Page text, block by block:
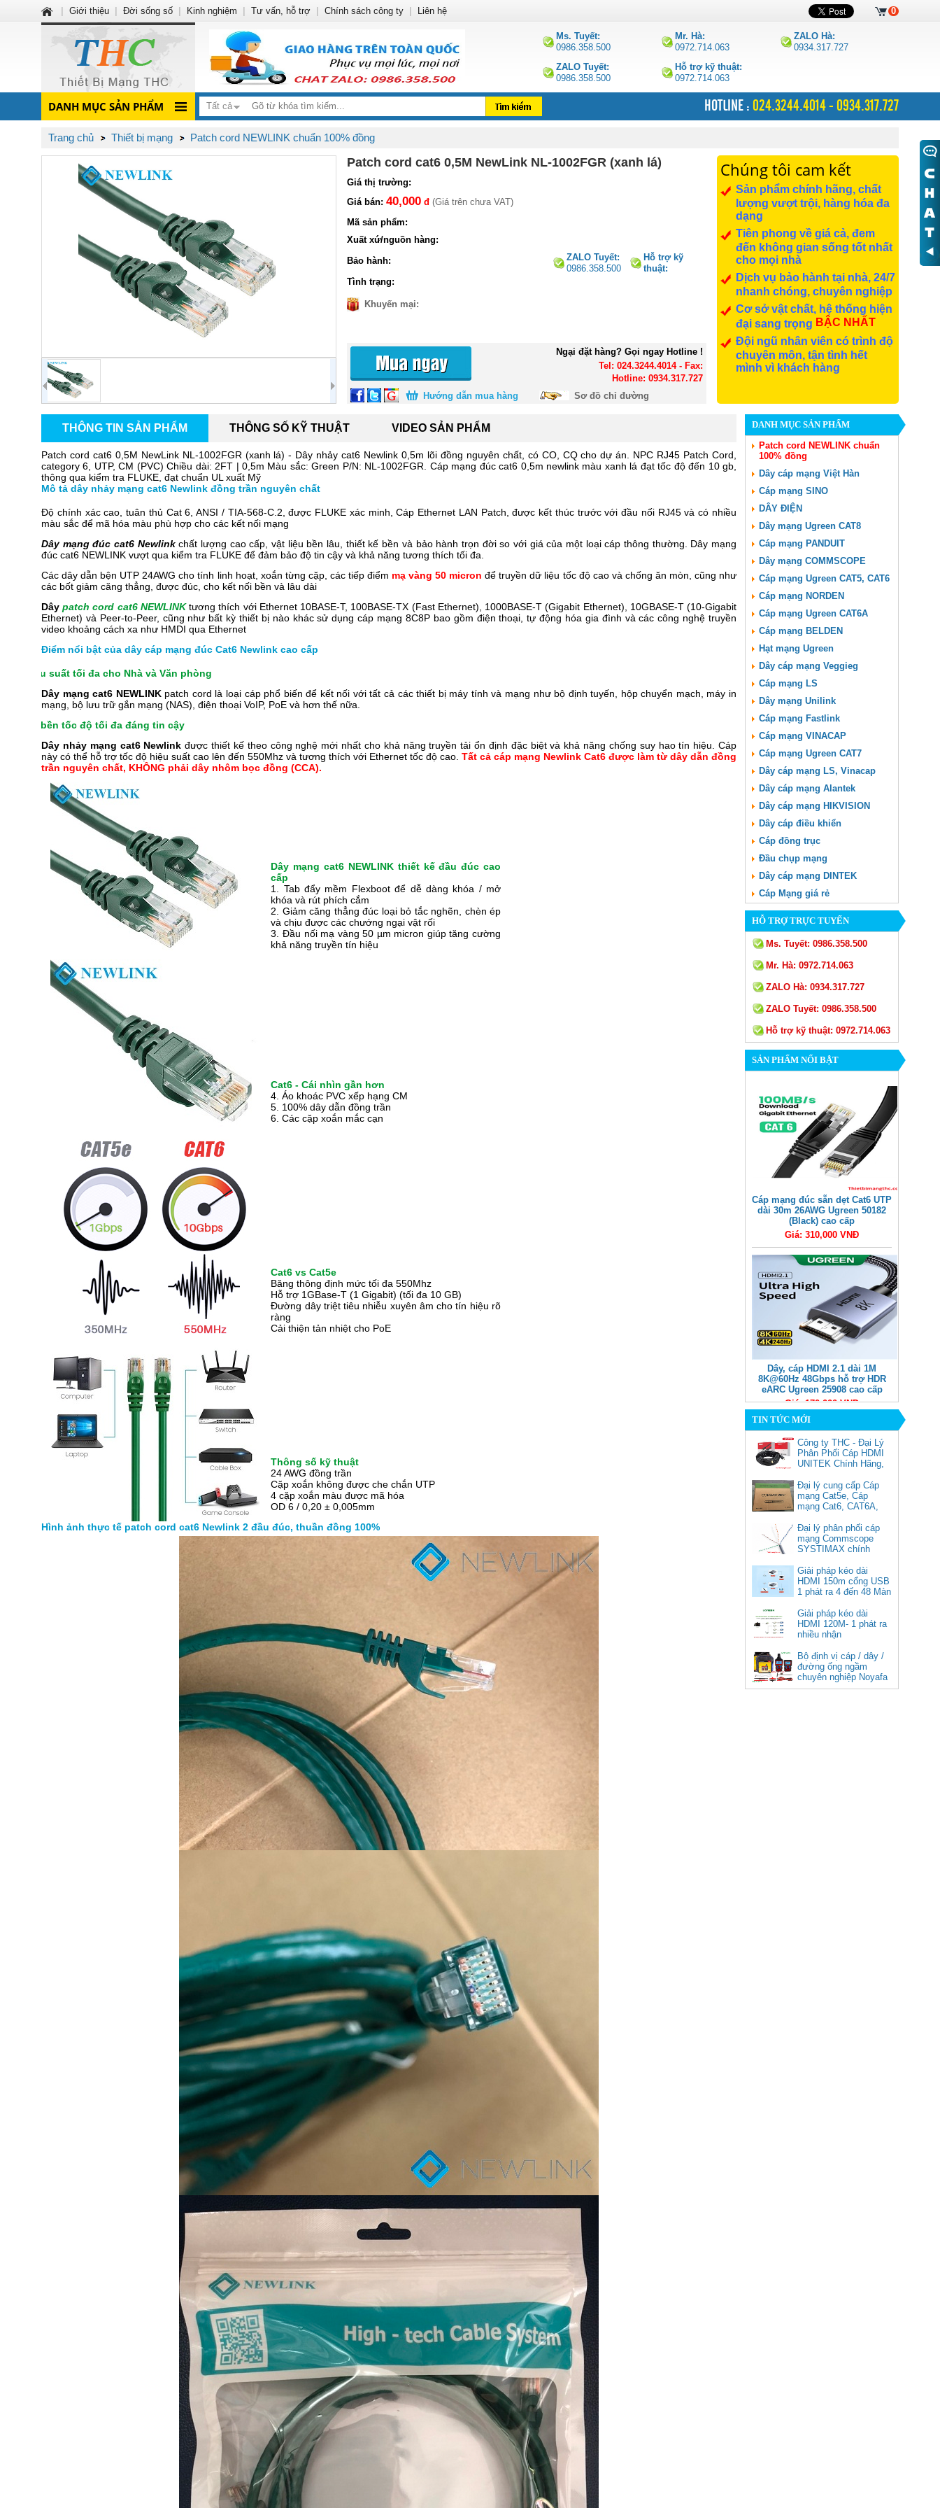
Ms. Tuyết:
0986.358.500
Mr. Hà:
0972.714.063
ZALO Hà:
0934.317.727
ZALO Tuyết:
0986.358.500
Hỗ trợ kỹ thuật:
0972.714.063
DANH MỤC SẢN PHẨM Tất cả HOTLINE : 024.3244.4014 - 0934.317.727
Trang chủ Thiết bị mạng Patch cord NEWLINK chuẩn 100% đồng
Patch cord cat6 0,5M NewLink NL-1002FGR (xanh lá)
Giá thị trường:
Giá bán: 40,000 đ (Giá trên chưa VAT)
Mã sản phẩm:
Xuất xứ/nguồn hàng:
ZALO Tuyết:
0986.358.500
Hỗ trợ kỹ
thuật:
Bảo hành:
Tình trạng:
Khuyến mại:
Ngại đặt hàng? Gọi ngay Hotline !
Tel: 024.3244.4014 - Fax:
Hotline: 0934.317.727
Hướng dẫn mua hàng
Sơ đồ chỉ đường
Chúng tôi cam kết
Sản phẩm chính hãng, chất
lượng vượt trội, hàng hóa đa
dạng
Tiên phong về giá cả, đem
đến không gian sống tốt nhất
cho mọi nhà
Dịch vụ bảo hành tại nhà, 24/7
nhanh chóng, chuyên nghiệp
Cơ sở vật chất, hệ thống hiện
đại sang trọng BẬC NHẤT
Đội ngũ nhân viên có trình độ
chuyên môn, tận tình hết
mình vì khách hàng
THÔNG TIN SẢN PHẨM THÔNG SỐ KỸ THUẬT VIDEO SẢN PHẨM
Patch cord cat6 0,5M NewLink NL-1002FGR (xanh lá) - Dây nhảy cat6 Newlink 0,5m lõi đồng nguyên chất, có CO, CQ cho dự án. NPC RJ45 Patch Cord,
category 6, UTP, CM (PVC) Chiều dài: 2FT | 0,5m Màu sắc: Green P/N: NL-1002FGR . Cáp mạng đúc cat6 0,5m newlink màu xanh lá đạt tốc độ đến 10 gb,
thông qua kiểm tra FLUKE, đạt chuẩn UL xuất Mỹ
Mô tả dây nhảy mạng cat6 Newlink đồng trần nguyên chất
Độ chính xác cao, tuân thủ Cat 6, ANSI / TIA-568-C.2, được FLUKE xác minh, Cáp Ethernet LAN Patch, được kết thúc trước với đầu nối RJ45 và có nhiều
màu sắc để mã hóa màu phù hợp cho các kết nối mạng
Dây mạng đúc cat6 Newlinkchất lượng cao cấp, vật liệu bền lâu, thiết kế bền và bảo hành trọn đời so với giá của một loại cáp thông thường. Dây mạng
đúc cat6 NEWLINK vượt qua kiểm tra FLUKE để đảm bảo độ tin cậy và khả năng tương thích tối đa.
Các dây dẫn bện UTP 24AWG cho tính linh hoạt, xoắn từng cặp, các tiếp điểm mạ vàng 50 micron để truyền dữ liệu tốc độ cao và chống ăn mòn, cũng như
các bốt giảm căng thẳng, được đúc, cho kết nối bền và lâu dài
Dâypatch cord cat6 NEWLINKtương thích với Ethernet 10BASE-T, 100BASE-TX (Fast Ethernet), 1000BASE-T (Gigabit Ethernet), 10GBASE-T (10-Gigabit
Ethernet) và Peer-to-Peer, cũng như bất kỳ thiết bị nào khác sử dụng cáp mạng 8C8P bao gồm điện thoại, tự động hóa gia đình và các công nghệ truyền
video khoảng cách xa như HMDI qua Ethernet
Điểm nổi bật của dây cáp mạng đúc Cat6 Newlink cao cấp
Hiệu suất tối đa cho Nhà và Văn phòng
Dây mạng cat6 NEWLINKpatch cord là loại cáp phổ biến để kết nối với tất cả các thiết bị máy tính và mạng như bộ định tuyến, hộp chuyển mạch, máy in
mạng, bộ lưu trữ gắn mạng (NAS), điện thoại VoIP, PoE và hơn thế nữa.
Độ bền tốc độ tối đa đáng tin cậy
Dây nhảy mạng cat6 Newlink được thiết kế theo công nghệ mới nhất cho khả năng truyền tải ổn định đặc biệt và khả năng chống suy hao tín hiệu. Cáp
này có thể hỗ trợ tốc độ hiệu suất cao lên đến 550Mhz và tương thích với Ethernet tốc độ cao. Tất cả cáp mạng Newlink Cat6 được làm từ dây dẫn đồng
trần nguyên chất, KHÔNG phải dây nhôm bọc đồng (CCA).
Dây mạng cat6 NEWLINK thiết kế đầu đúc cao
cấp
1. Tab đẩy mềm Flexboot để dễ dàng khóa / mở
khóa và rút phích cắm
2. Giảm căng thẳng đúc loại bỏ tắc nghẽn, chèn ép
và chịu được các chướng ngại vật rối
3. Đầu nối mạ vàng 50 µm micron giúp tăng cường
khả năng truyền tín hiệu
Cat6 - Cái nhìn gần hơn
4. Áo khoác PVC xếp hạng CM
5. 100% dây dẫn đồng trần
6. Các cặp xoắn mắc cạn
Cat6 vs Cat5e
Băng thông định mức tối đa 550Mhz
Hỗ trợ 1GBase-T (1 Gigabit) (tối đa 10 GB)
Đường dây triệt tiêu nhiễu xuyên âm cho tín hiệu rõ
ràng
Cải thiện tản nhiệt cho PoE
Thông số kỹ thuật
24 AWG đồng trần
Cặp xoắn không được che chắn UTP
4 cặp xoắn màu được mã hóa
OD 6 / 0,20 ± 0,005mm
Hình ảnh thực tế patch cord cat6 Newlink 2 đầu đúc, thuần đồng 100%
DANH MỤC SẢN PHẨM
Patch cord NEWLINK chuẩn
100% đồng
Dây cáp mạng Việt Hàn
Cáp mạng SINO
DÂY ĐIỆN
Dây mạng Ugreen CAT8
Cáp mạng PANDUIT
Dây mạng COMMSCOPE
Cáp mạng Ugreen CAT5, CAT6
Cáp mạng NORDEN
Cáp mạng Ugreen CAT6A
Cáp mạng BELDEN
Hạt mạng Ugreen
Dây cáp mạng Veggieg
Cáp mạng LS
Dây mạng Unilink
Cáp mạng Fastlink
Cáp mạng VINACAP
Cáp mạng Ugreen CAT7
Dây cáp mạng LS, Vinacap
Dây cáp mạng Alantek
Dây cáp mạng HIKVISION
Dây cáp điều khiển
Cáp đồng trục
Đầu chụp mạng
Dây cáp mạng DINTEK
Cáp Mạng giá rẻ
HỖ TRỢ TRỰC TUYẾN
Ms. Tuyết: 0986.358.500
Mr. Hà: 0972.714.063
ZALO Hà: 0934.317.727
ZALO Tuyết: 0986.358.500
Hỗ trợ kỹ thuật: 0972.714.063
SẢN PHẨM NỔI BẬT
Cáp mạng đúc sẵn dẹt Cat6 UTP
dài 30m 26AWG Ugreen 50182
(Black) cao cấp
Giá: 310,000 VNĐ
Dây, cáp HDMI 2.1 dài 1M
8K@60Hz 48Gbps hỗ trợ HDR
eARC Ugreen 25908 cao cấp
Giá: 170,000 VNĐ
Cáp chuyển USB Type-C sang
Displayport 1.4 độ phân giải
cao cấp
Giá: 350,000 VNĐ
TIN TỨC MỚI
Công ty THC - Đại Lý
Phân Phối Cáp HDMI
UNITEK Chính Hãng,
Đại lý cung cấp Cáp
mạng Cat5e, Cáp
mạng Cat6, CAT6A,
Commscope
Đại lý phân phối cáp
mạng Commscope
SYSTIMAX chính
Giải pháp kéo dài
HDMI 150m cổng USB
1 phát ra 4 đến 48 Màn
Giải pháp kéo dài
HDMI 120M- 1 phát ra
nhiều nhận
Bộ định vị cáp / dây /
đường ống ngầm
chuyên nghiệp Noyafa
NF-826
0
Giới thiệu Đời sống số Kinh nghiệm Tư vấn, hỗ trợ Chính sách công ty Liên hệ